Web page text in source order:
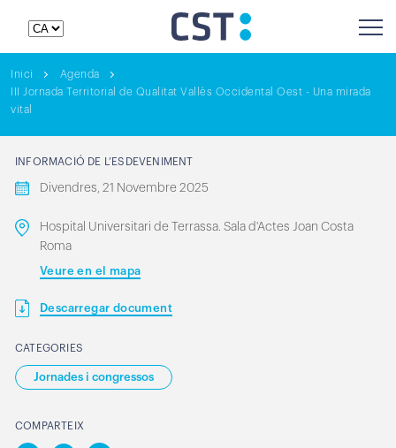
Inici
Agenda
III Jornada Territorial de Qualitat Vallès Occidental Oest - Una mirada
vital
INFORMACIÓ DE L’ESDEVENIMENT
Divendres, 21 Novembre 2025
Hospital Universitari de Terrassa. Sala d'Actes Joan Costa
Roma
Veure en el mapa
Descarregar document
CATEGORIES
Jornades i congressos
COMPARTEIX